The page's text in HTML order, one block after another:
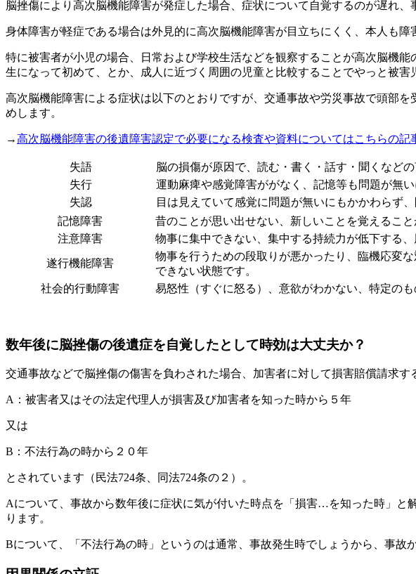
脳挫傷により 高次脳機能障害が発症した場合、症状について自覚するのが遅れ
身体障害が軽症である場合は外見的に高次脳機能障害が目立ちにくく、本人も
特に被害者が小児の場合、日常および学校生活などを観察することが高次脳機
生になって初めて、とか、成人に近づく周囲の児童と比較することでやっと被害
高次脳機能障害による症状は以下のとおりですが、交通事故や労災事故で頭部
めします。
→高次脳機能障害の後遺障害認定で必要になる検査や資料についてはこちらの記
失語
脳の損傷が原因で、読む・書く・話す・聞くなど
失行
運動麻痺や感覚障害ががなく、記憶等も問題が無
失認
目は見えていて感覚に問題が無いにもかかわらず
記憶障害
昔のことが思い出せない、新しいことを覚えること
注意障害
物事に集中できない、集中する持続力が低下する
遂行機能障害
物事を行うための段取りが悪かったり、臨機応変
できない状態です。
社会的行動障害
易怒性（すぐに怒る）、意欲がわかない、特定の
数年後に脳挫傷の後遺症を自覚したとして時効は大丈夫か？
交通事故などで脳挫傷の傷害を負わされた場合、加害者に対して損害賠償請求す
A： 被害者又はその法定代理人が損害及び加害者を知った時から５年
又は
B： 不法行為の時から２０年
とされています（民法724条、同法724条の２）。
Aについて、事故から数年後に症状に気が付いた時点を「損害…を知った時」と
ります。
Bについて、「不法行為の時」というのは通常、事故発生時でしょうから、事故